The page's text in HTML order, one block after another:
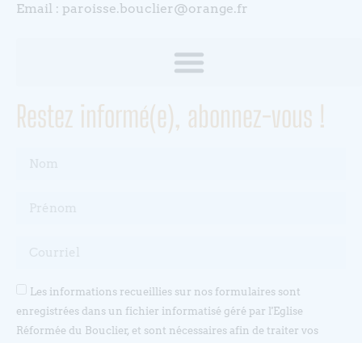
Email : paroisse.bouclier@orange.fr
Restez informé(e), abonnez-vous !
Les informations recueillies sur nos formulaires sont
enregistrées dans un fichier informatisé géré par l'Eglise
Réformée du Bouclier, et sont nécessaires afin de traiter vos